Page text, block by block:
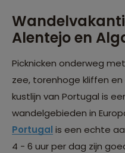
Alentejo en
Picknicken onderweg
zee, torenhoge kliffen
kustlijn van Portugal is
wandelgebieden in
Portugal is een echte
4 - 6 uur per dag zijn